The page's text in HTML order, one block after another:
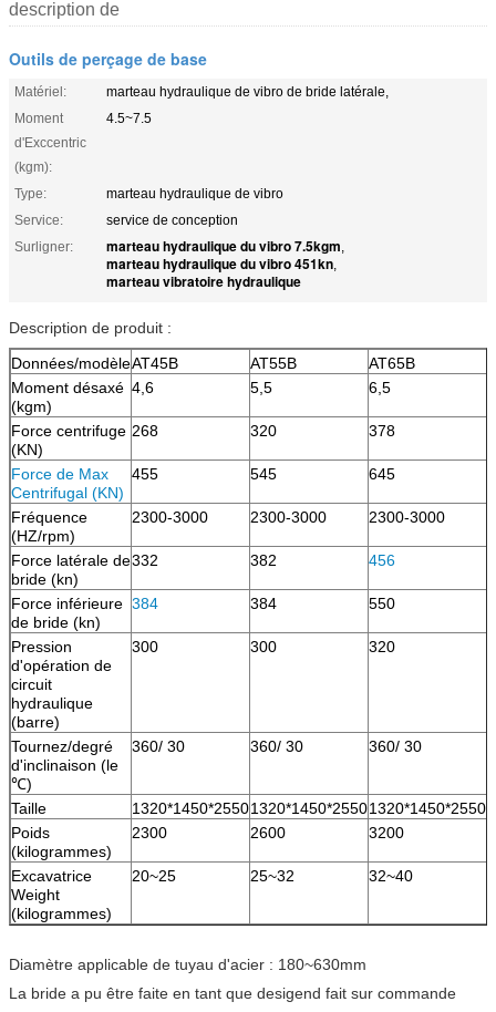
description de
Outils de perçage de base
Matériel:
marteau hydraulique de vibro de bride latérale,
Moment
d'Exccentric
(kgm):
4.5~7.5
Type:
marteau hydraulique de vibro
Service:
service de conception
Surligner:
marteau hydraulique du vibro 7.5kgm,
marteau hydraulique du vibro 451kn,
marteau vibratoire hydraulique
Description de produit :
Données/modèleAT45B AT55B AT65B
Moment désaxé
(kgm)
4,6 5,5 6,5
Force centrifuge
(KN)
268 320 378
Force de Max
Centrifugal (KN)
455 545 645
Fréquence
(HZ/rpm)
2300-3000 2300-3000 2300-3000
Force latérale de
bride (kn)
332 382 456
Force inférieure
de bride (kn)
384 384 550
Pression
d'opération de
circuit
hydraulique
(barre)
300 300 320
Tournez/degré
d'inclinaison (le
℃)
360/ 30 360/ 30 360/ 30
Taille 1320*1450*25501320*1450*25501320*1450*2550
Poids
(kilogrammes)
2300 2600 3200
Excavatrice
Weight
(kilogrammes)
20~25 25~32 32~40
Diamètre applicable de tuyau d'acier : 180~630mm
La bride a pu être faite en tant que desigend fait sur commande